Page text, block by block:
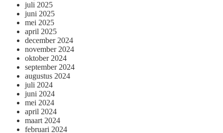
juli 2025
juni 2025
mei 2025
april 2025
december 2024
november 2024
oktober 2024
september 2024
augustus 2024
juli 2024
juni 2024
mei 2024
april 2024
maart 2024
februari 2024